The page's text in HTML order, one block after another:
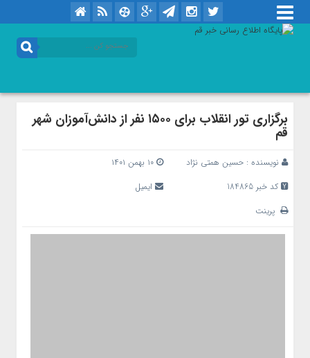
برگزاری تور انقلاب برای ۱۵۰۰ نفر از دانش‌آموزان شهر
قم
نویسنده : حسین همتی نژاد
۱۰ بهمن ۱۴۰۱
کد خبر 184865
ایمیل
پرینت